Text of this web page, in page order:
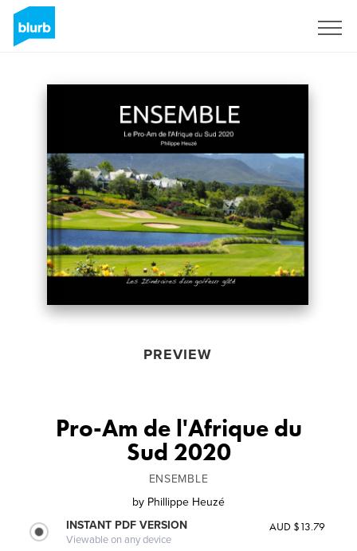
PREVIEW
Pro-Am de l'Afrique du
Sud 2020
ENSEMBLE
by Phillippe Heuzé
INSTANT PDF VERSION
Viewable on any device
AUD $13.79